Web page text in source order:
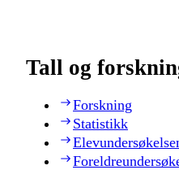
Tall og
Forskning
Statistikk